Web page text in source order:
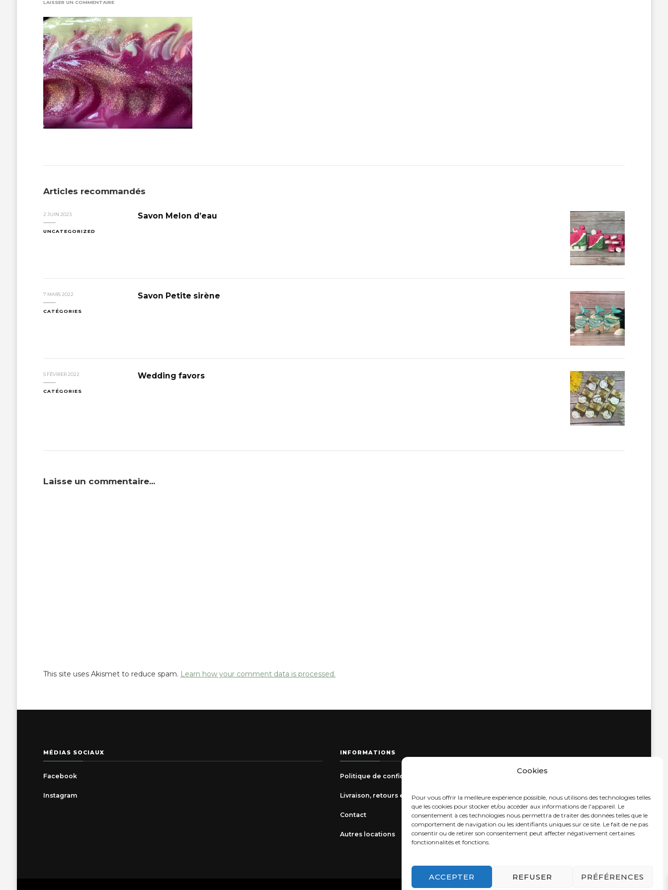
Cookies
Pour vous offrir la meilleure expérience possible, nous utilisons des technologies telles
que les cookies pour stocker et/ou accéder aux informations de l'appareil. Le
consentement à ces technologies nous permettra de traiter des données telles que le
comportement de navigation ou les identifiants uniques sur ce site. Le fait de ne pas
consentir ou de retirer son consentement peut affecter négativement certaines
fonctionnalités et fonctions.
ACCEPTER REFUSER PRÉFÉRENCES
LAISSER UN COMMENTAIRESUR
Articles recommandés
2 JUIN 2023
UNCATEGORIZED
Savon Melon d’eau
7 MARS 2022
CATÉGORIES
Savon Petite sirène
5 FÉVRIER 2022
CATÉGORIES
Wedding favors
Laisse un commentaire...
This site uses Akismet to reduce spam. Learn how your comment data is processed.
MÉDIAS SOCIAUX
Facebook
Instagram
INFORMATIONS
Politique de confidentialité
Livraison, retours et échanges
Contact
Autres locations